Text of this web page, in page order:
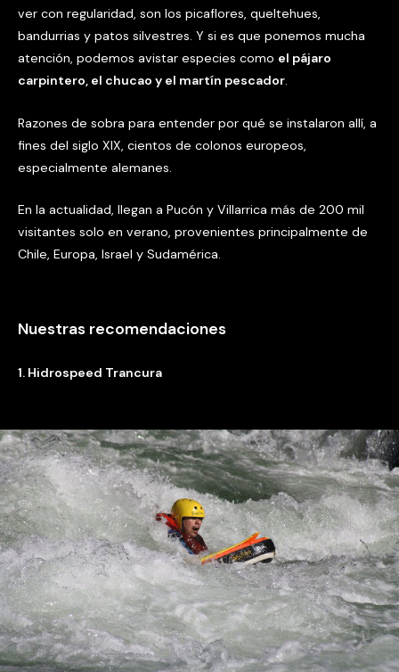
ver con regularidad, son los picaflores, queltehues,
bandurrias y patos silvestres. Y si es que ponemos mucha
atención, podemos avistar especies como el pájaro
carpintero, el chucao y el martín pescador.
Razones de sobra para entender por qué se instalaron allí, a
fines del siglo XIX, cientos de colonos europeos,
especialmente alemanes.
En la actualidad, llegan a Pucón y Villarrica más de 200 mil
visitantes solo en verano, provenientes principalmente de
Chile, Europa, Israel y Sudamérica.
Nuestras recomendaciones
1. Hidrospeed Trancura